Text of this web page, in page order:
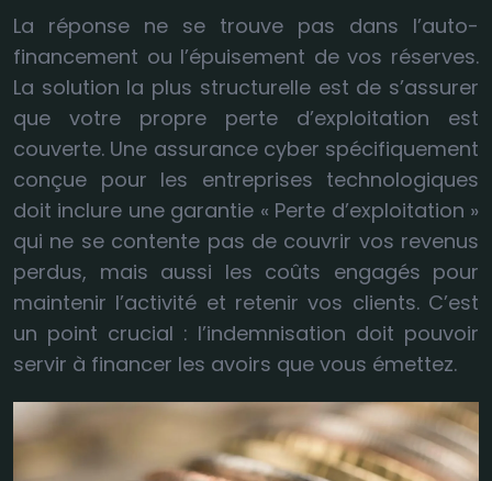
La réponse ne se trouve pas dans l’auto-
financement ou l’épuisement de vos réserves.
La solution la plus structurelle est de s’assurer
que votre propre perte d’exploitation est
couverte. Une assurance cyber spécifiquement
conçue pour les entreprises technologiques
doit inclure une garantie « Perte d’exploitation »
qui ne se contente pas de couvrir vos revenus
perdus, mais aussi les coûts engagés pour
maintenir l’activité et retenir vos clients. C’est
un point crucial : l’indemnisation doit pouvoir
servir à financer les avoirs que vous émettez.